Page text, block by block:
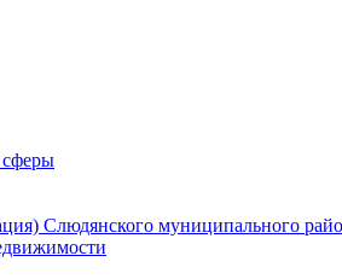
сферы
Слюдянского муниципального